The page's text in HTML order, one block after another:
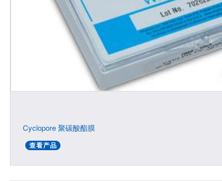
Cyclopore 聚碳酸酯膜
查看产品